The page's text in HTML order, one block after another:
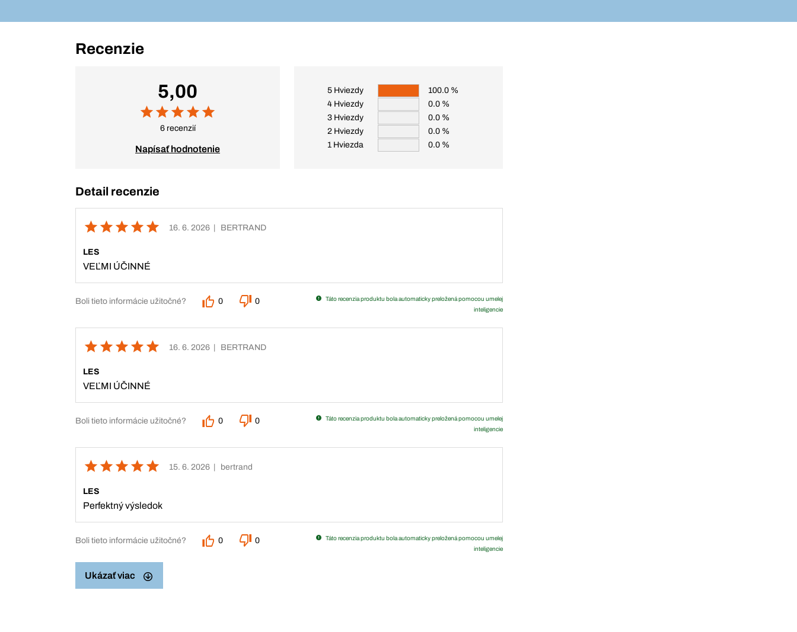
Recenzie
5,00
6 recenzií
Napísať hodnotenie
5 Hviezdy
100.0 %
4 Hviezdy
0.0 %
3 Hviezdy
0.0 %
2 Hviezdy
0.0 %
1 Hviezda
0.0 %
Detail recenzie
16. 6. 2026 | BERTRAND
LES
VEĽMI ÚČINNÉ
Boli tieto informácie užitočné? 0 0
Táto recenzia produktu bola automaticky preložená pomocou umelej
inteligencie
16. 6. 2026 | BERTRAND
LES
VEĽMI ÚČINNÉ
Boli tieto informácie užitočné? 0 0
Táto recenzia produktu bola automaticky preložená pomocou umelej
inteligencie
15. 6. 2026 | bertrand
LES
Perfektný výsledok
Boli tieto informácie užitočné? 0 0
Táto recenzia produktu bola automaticky preložená pomocou umelej
inteligencie
Ukázať viac